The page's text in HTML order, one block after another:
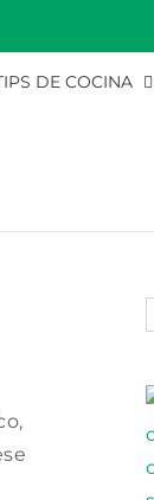
DE COCINA